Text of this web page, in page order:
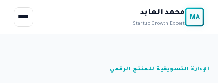
MA
محمد العابد
Startup Growth Expert
الإدارة التسويقية للمنتج الرقمي